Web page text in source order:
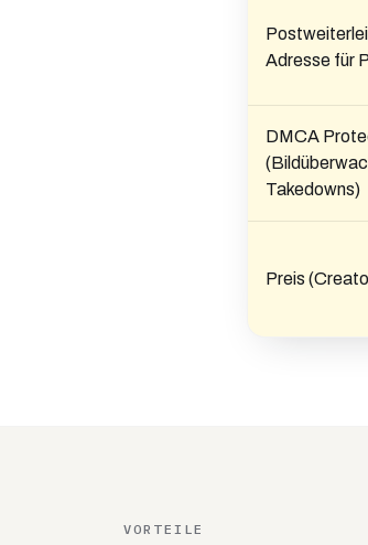
Adresse für
DMCA
Takedowns)
Preis
VORTEILE